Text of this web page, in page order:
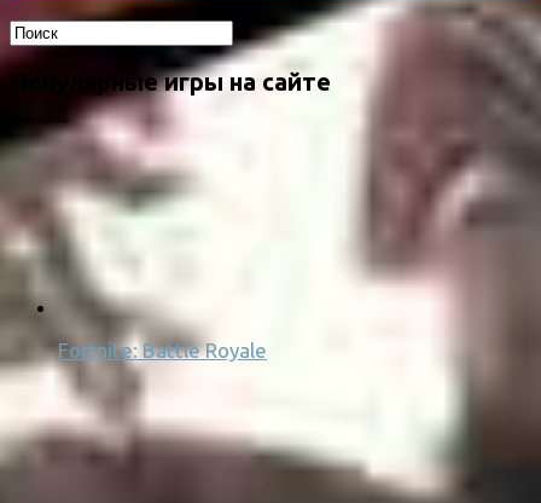
Популярные игры на сайте
Fortnite: Battle Royale